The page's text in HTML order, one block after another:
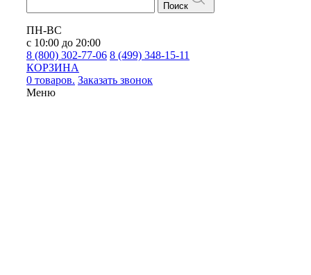
Поиск
ПН-ВС
с 10:00 до 20:00
8 (800) 302-77-06 8 (499) 348-15-11
КОРЗИНА
0 товаров. Заказать звонок
Меню